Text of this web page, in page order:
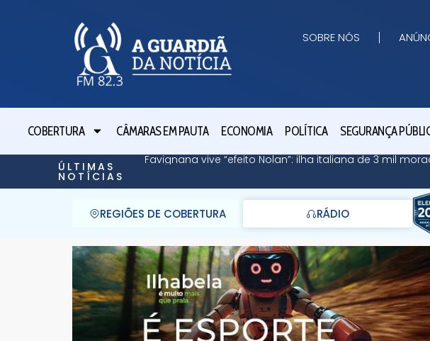
SOBRE NÓS
COBERTURA CÂMARAS EM PAUTA ECONOMIA POLÍTICA SEGURANÇA
ÚLTIMAS
NOTÍCIAS
Favignana vive “efeito Nolan”: ilha italiana de 3 mil
REGIÕES DE COBERTURA RÁDIO